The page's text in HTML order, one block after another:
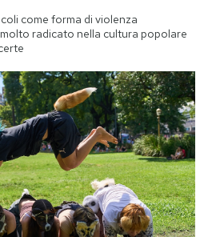
come forma di violenza
radicato nella cultura popolare